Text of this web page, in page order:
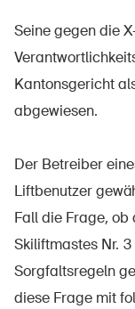
Seine gegen die
Kantonsgericht
abgewiesen.
Der Betreiber
Liftbenutzer
Fall die Frage,
Skiliftmastes Nr.
Sorgfaltsregeln
diese Frage mit